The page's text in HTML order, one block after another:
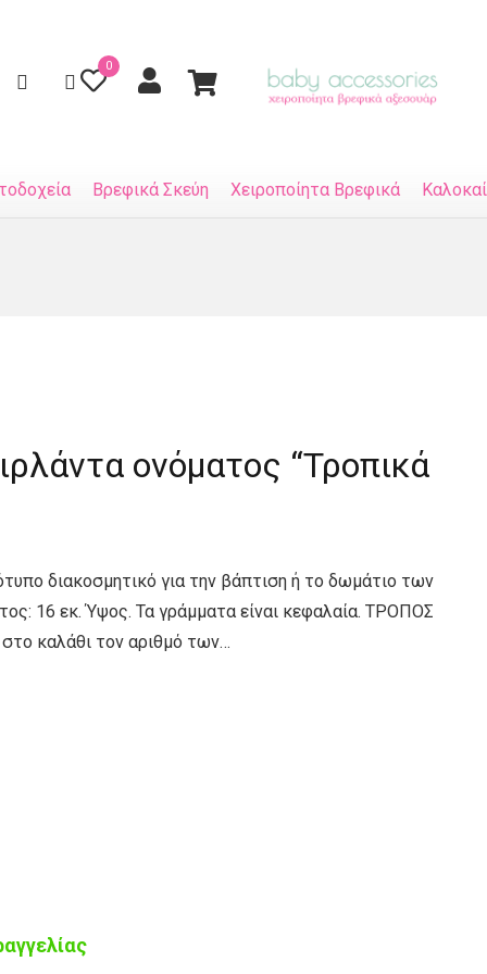
0
Βρεφικά Σκεύη Χειροποίητα Βρεφικά
ονόματος “Τροπικά
διακοσμητικό για την βάπτιση ή το δωμάτιο των
16 εκ. Ύψος. Τα γράμματα είναι κεφαλαία. ΤΡΟΠΟΣ
καλάθι τον αριθμό των…